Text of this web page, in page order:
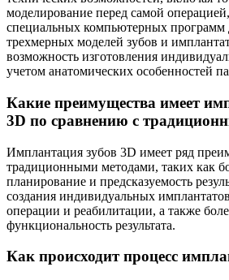
моделирование перед самой
специальных компьютерных программ
трехмерных моделей зубов и
возможность изготовления
учетом анатомических особенностей
Какие преимущества имеет
3D по сравнению с
Имплантация зубов 3D имеет ряд
традиционными методами, таких как
планирование и предсказуемость
создания индивидуальных
операции и реабилитации, а также
функциональность результата.
Как происходит процесс